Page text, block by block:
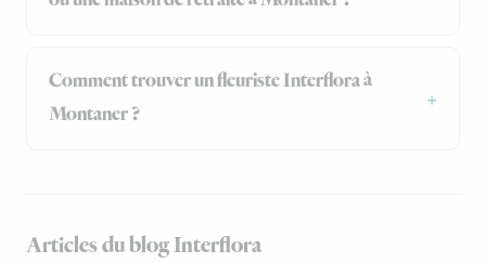
Comment trouver un fleuriste Interflora à
Montaner ?
Articles du blog Interflora